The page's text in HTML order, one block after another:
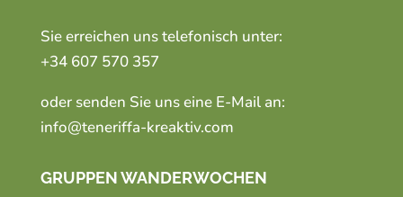
Sie erreichen uns telefonisch unter:
+34 607 570 357
oder senden Sie uns eine E-Mail an:
info@teneriffa-kreaktiv.com
GRUPPEN WANDERWOCHEN